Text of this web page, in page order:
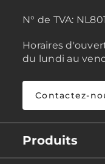
N° de TVA:
Horaires
du lundi au
Contactez-
Produits